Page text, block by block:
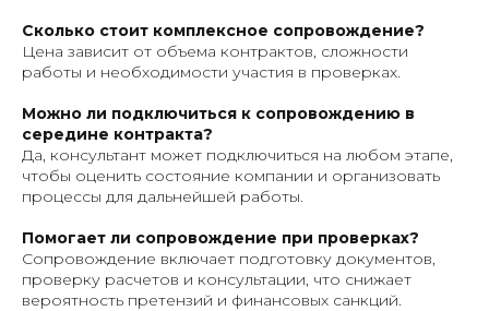
Сколько стоит комплексное сопровождение?
Цена зависит от объема контрактов, сложности
работы и необходимости участия в проверках.
Можно ли подключиться к сопровождению в
середине контракта?
Да, консультант может подключиться на любом этапе,
чтобы оценить состояние компании и организовать
процессы для дальнейшей работы.
Помогает ли сопровождение при проверках?
Сопровождение включает подготовку документов,
проверку расчетов и консультации, что снижает
вероятность претензий и финансовых санкций.